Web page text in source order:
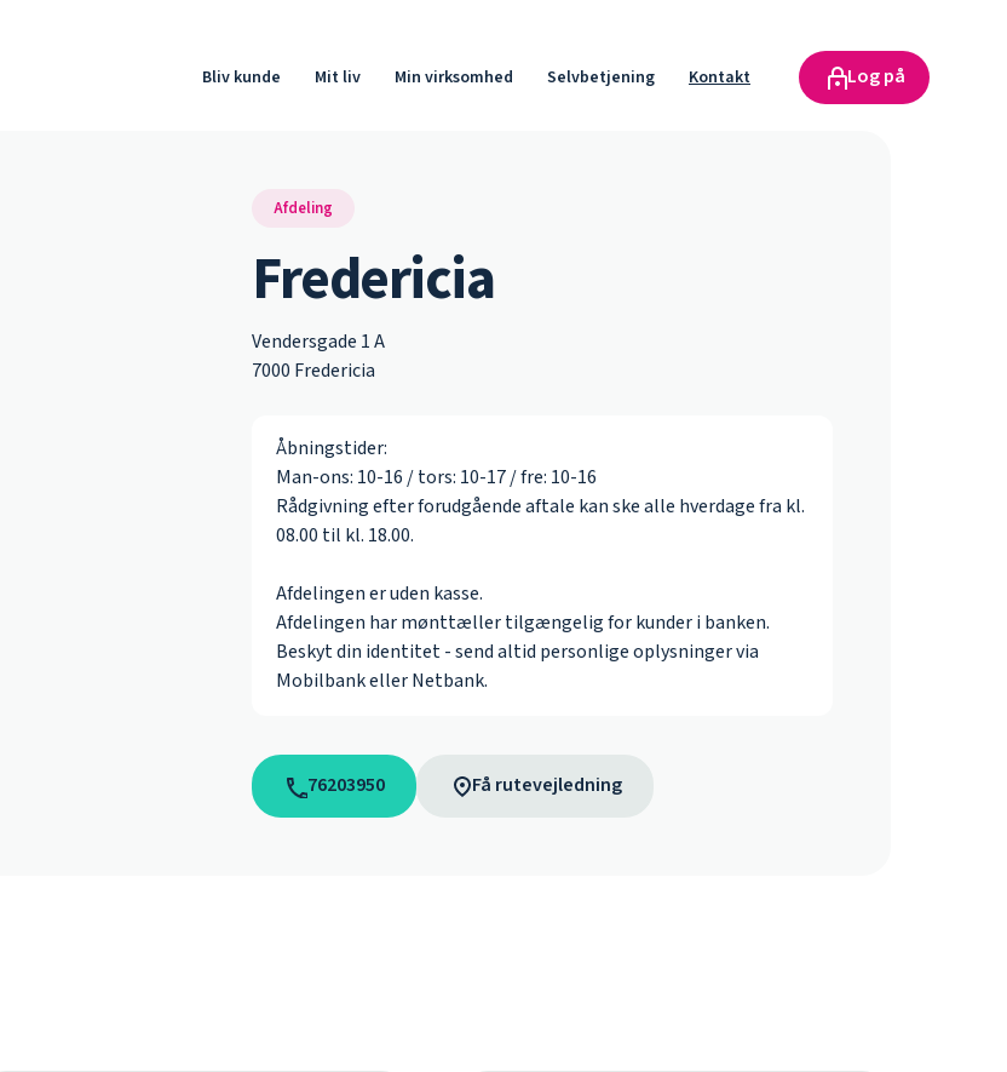
Bliv kunde Mit liv Min virksomhed Selvbetjening Kontakt Log på
Afdeling
Fredericia
Vendersgade 1 A
7000 Fredericia
Åbningstider:
Man-ons: 10-16 / tors: 10-17 / fre: 10-16
Rådgivning efter forudgående aftale kan ske alle hverdage fra kl.
08.00 til kl. 18.00.
Afdelingen er uden kasse.
Afdelingen har mønttæller tilgængelig for kunder i banken.
Beskyt din identitet - send altid personlige oplysninger via
Mobilbank eller Netbank.
76203950 Få rutevejledning